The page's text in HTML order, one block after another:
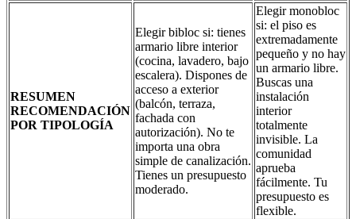
RESUMEN
RECOMENDACIÓN
POR TIPOLOGÍA
Elegir bibloc si: tienes
armario libre interior
(cocina, lavadero, bajo
escalera). Dispones de
acceso a exterior
(balcón, terraza,
fachada con
autorización). No te
importa una obra
simple de canalización.
Tienes un presupuesto
moderado.
Elegir monobloc
si: el piso es
extremadamente
pequeño y no hay
un armario libre.
Buscas una
instalación
interior
totalmente
invisible. La
comunidad
aprueba
fácilmente. Tu
presupuesto es
flexible.